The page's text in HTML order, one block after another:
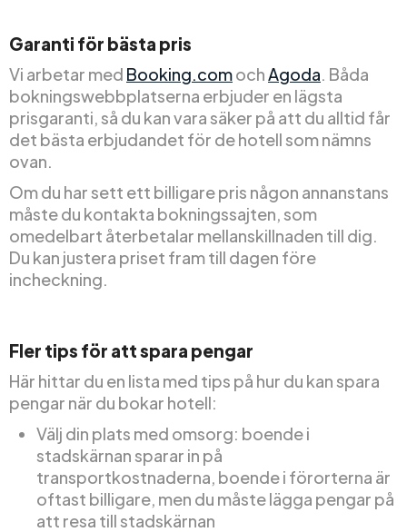
Garanti för bästa pris
Vi arbetar med Booking.comochAgoda. Båda
bokningswebbplatserna erbjuder en lägsta
prisgaranti, så du kan vara säker på att du alltid får
det bästa erbjudandet för de hotell som nämns
ovan.
Om du har sett ett billigare pris någon annanstans
måste du kontakta bokningssajten, som
omedelbart återbetalar mellanskillnaden till dig.
Du kan justera priset fram till dagen före
incheckning.
Fler tips för att spara pengar
Här hittar du en lista med tips på hur du kan spara
pengar när du bokar hotell:
Välj din plats med omsorg: boende i
stadskärnan sparar in på
transportkostnaderna, boende i förorterna är
oftast billigare, men du måste lägga pengar på
att resa till stadskärnan